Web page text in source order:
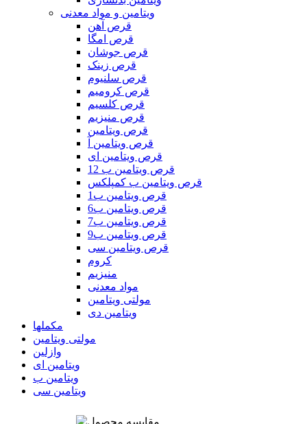
ویتامین و مواد معدنی
قرص آهن
قرص امگا
قرص جوشان
قرص زینک
قرص سلنیوم
قرص کرومیم
قرص کلسیم
قرص منیزیم
قرص ویتامین
قرص ویتامین آ
قرص ویتامین ای
قرص ویتامین ب 12
قرص ویتامین ب کمپلکس
قرص ویتامین ب1
قرص ویتامین ب6
قرص ویتامین ب7
قرص ویتامین ب9
قرص ویتامین سی
کروم
منیزیم
مواد معدنی
مولتی ویتامین
ویتامین دی
مکملها
مولتی ویتامین
وازلین
ویتامین ای
ویتامین ب
ویتامین سی